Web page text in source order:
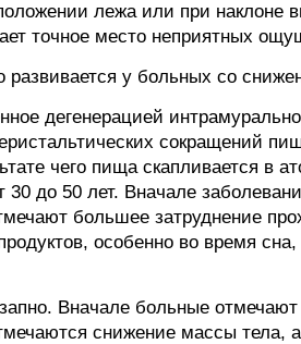
лежа или при наклоне
точное место неприятных
у больных со
дегенерацией
сокращений
чего пища скапливается в
30 до 50 лет. Вначале
большее затруднение
особенно во время
Вначале больные
снижение массы тела,